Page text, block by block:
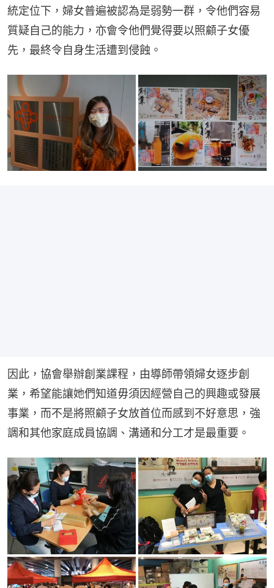
統定位下，婦女普遍被認為是弱勢一群，令他們容易
質疑自己的能力，亦會令他們覺得要以照顧子女優
先，最終令自身生活遭到侵蝕。
因此，協會舉辦創業課程，由導師帶領婦女逐步創
業，希望能讓她們知道毋須因經營自己的興趣或發展
事業，而不是將照顧子女放首位而感到不好意思，強
調和其他家庭成員協調、溝通和分工才是最重要。